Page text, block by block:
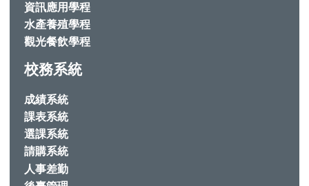
資訊應用學程
水產養殖學程
觀光餐飲學程
校務系統
成績系統
課表系統
選課系統
請購系統
人事差勤